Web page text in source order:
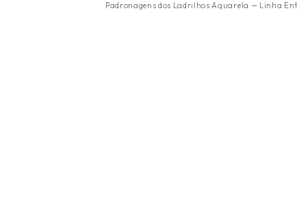
Padronagens dos Ladrilhos Aquarela — Linha